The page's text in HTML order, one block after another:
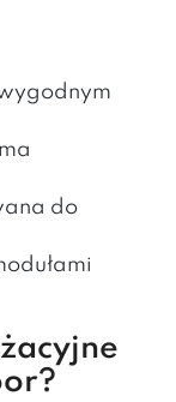
do